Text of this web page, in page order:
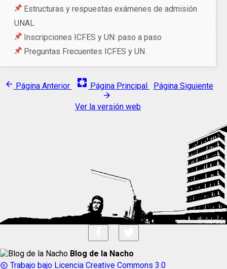
Estructuras y respuestas exámenes de admisión
UNAL
Inscripciones ICFES y UN: paso a paso
Preguntas Frecuentes ICFES y UN
arrow_back Página Anterior pages Página Principal Página Siguiente
arrow_forward
Ver la versión web
Blog de la Nacho
copyright Trabajo bajo Licencia Creative Commons 3.0